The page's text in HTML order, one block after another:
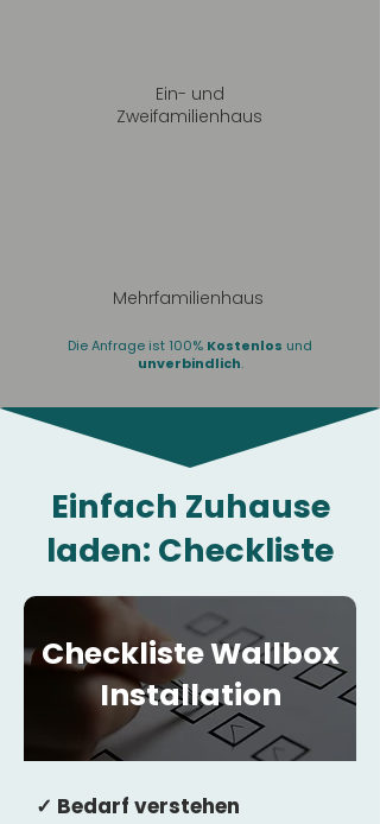
Ein- und
Zweifamilienhaus
Mehrfamilienhaus
Die Anfrage ist 100% Kostenlos und
unverbindlich.
Einfach Zuhause
laden: Checkliste
Checkliste Wallbox
Installation
✓ Bedarf verstehen